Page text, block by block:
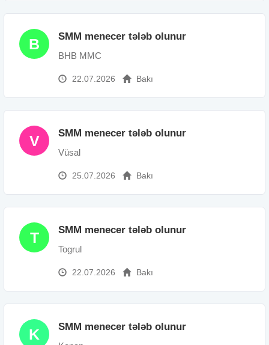
B SMM menecer tələb olunur
BHB MMC
22.07.2026 Bakı
V SMM menecer tələb olunur
Vüsal
25.07.2026 Bakı
T SMM menecer tələb olunur
Togrul
22.07.2026 Bakı
K SMM menecer tələb olunur